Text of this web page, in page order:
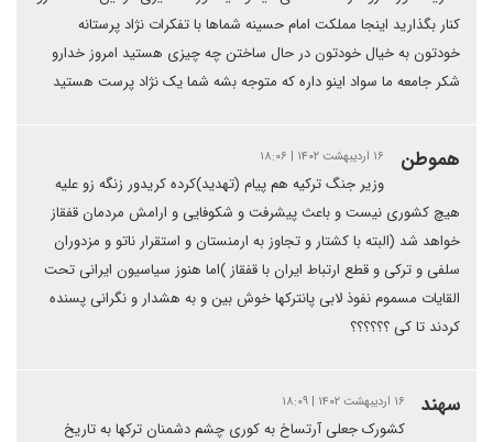
کنار بگذارید اینجا مملکت امام حسینه شماها با تفکرات نژاد پرستانه
خودتون به خیال خودتون در حال ساختن چه چیزی هستید امروز خدارو
شکر جامعه ما سواد اینو داره که متوجه بشه شما یک نژاد پرست هستید
هموطن ۱۶ اردیبهشت ۱۴۰۲ | ۱۸:۰۶
وزیر جنگ ترکیه هم پیام (تهدید)کرده کریدور زنگه زو علیه
هیچ کشوری نیست و باعث پیشرفت و شکوفایی و ارامش مردمان قفقاز
خواهد شد (البته با کشتار و تجاوز به ارمنستان و استقرار ناتو و مزدوران
سلفی و ترکی و قطع ارتباط ایران با قفقاز )اما هنوز سیاسیون ایرانی تحت
القایات مسموم نفوذ لابی پانترکها خوش بین و به هشدار و نگرانی پسنده
کردند تا کی ؟؟؟؟؟؟
سهند ۱۶ اردیبهشت ۱۴۰۲ | ۱۸:۰۹
کشورک جعلی آرتساخ به کوری چشم دشمنان ترکها به تاریخ